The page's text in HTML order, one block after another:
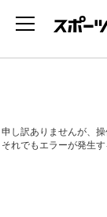
申し訳ありませんが、操
それでもエラーが発生